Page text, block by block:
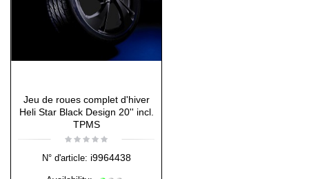
Jeu de roues complet d'hiver
Heli Star Black Design 20'' incl.
TPMS
N° d'article: i9964438